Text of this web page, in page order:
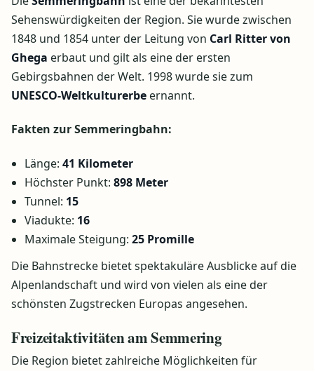
Sehenswürdigkeiten der Region. Sie wurde zwischen
1848 und 1854 unter der Leitung von Carl Ritter von
Ghega erbaut und gilt als eine der ersten
Gebirgsbahnen der Welt. 1998 wurde sie zum
UNESCO-Weltkulturerbe ernannt.
Fakten zur Semmeringbahn:
Länge:41 Kilometer
Höchster Punkt:898 Meter
Tunnel: 15
Viadukte: 16
Maximale Steigung:25 Promille
Die Bahnstrecke bietet spektakuläre Ausblicke auf die
Alpenlandschaft und wird von vielen als eine der
schönsten Zugstrecken Europas angesehen.
Freizeitaktivitäten am Semmering
Die Region bietet zahlreiche Möglichkeiten für